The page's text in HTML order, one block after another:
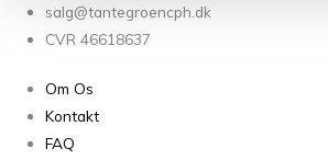
salg@tantegroencph.dk
CVR 46618637
Om Os
Kontakt
FAQ